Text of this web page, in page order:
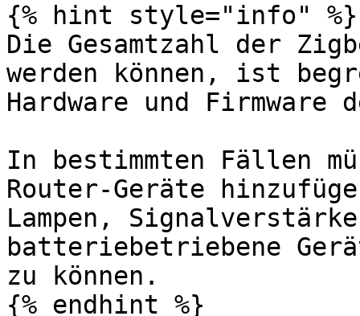
{% hint style="info" %}
Die Gesamtzahl der
werden können, ist
Hardware und Firmware
In bestimmten Fällen
Router-Geräte
Lampen,
batteriebetriebene
zu können.
{% endhint %}